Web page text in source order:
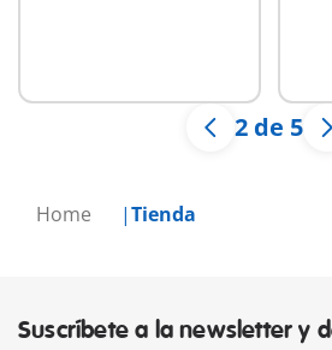
Home Tienda
2 de 5
Suscríbete a la newsletter y